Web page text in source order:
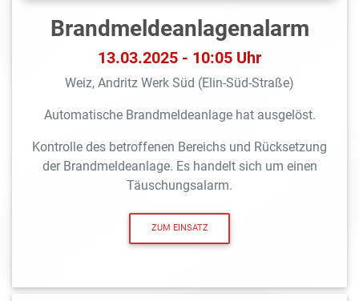
Brandmeldeanlagen­alarm
13.03.2025 - 10:05 Uhr
Weiz, Andritz Werk Süd (Elin-Süd-Straße)
Automatische Brandmeldeanlage hat ausgelöst.
Kontrolle des betroffenen Bereichs und Rücksetzung
der Brandmeldeanlage. Es handelt sich um einen
Täuschungsalarm.
ZUM EINSATZ